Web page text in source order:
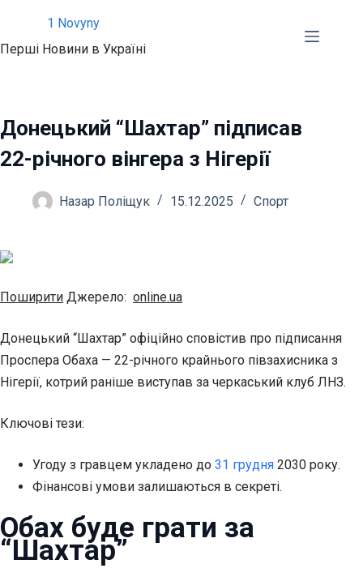
вмісту
1 Novyny
Перші Новини в Україні
Донецький “Шахтар” підписав
22-річного вінгера з Нігерії
Назар Поліщук 15.12.2025 Спорт
Поширити Джерело: online.ua
Донецький “Шахтар” офіційно сповістив про підписання
Проспера Обаха — 22-річного крайнього півзахисника з
Нігерії, котрий раніше виступав за черкаський клуб ЛНЗ.
Ключові тези:
Угоду з гравцем укладено до 31 грудня 2030 року.
Фінансові умови залишаються в секреті.
Обах буде грати за
“Шахтар”